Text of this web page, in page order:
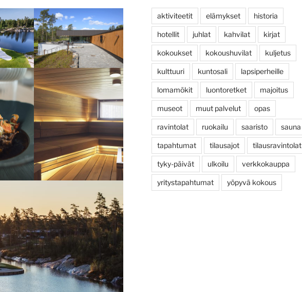
aktiviteetit elämykset historia
hotellit juhlat kahvilat kirjat
kokoukset kokoushuvilat kuljetus
kulttuuri kuntosali lapsiperheille
lomamökit luontoretket majoitus
museot muut palvelut opas
ravintolat ruokailu saaristo sauna
tapahtumat tilausajot tilausravintolat
tyky-päivät ulkoilu verkkokauppa
yritystapahtumat yöpyvä kokous